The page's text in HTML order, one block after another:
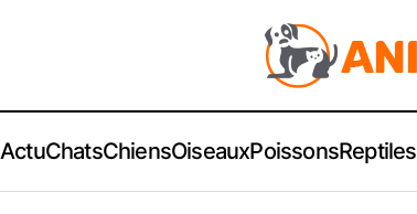
ActuChatsChiensOiseauxPoissonsReptiles